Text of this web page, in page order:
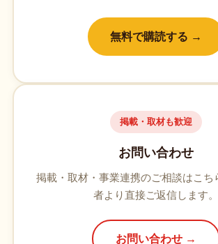
無料で購読する →
掲載・取材も歓迎
お問い合わせ
掲載・取材・事業連携のご相談はこち
者より直接ご返信します。
お問い合わせ →